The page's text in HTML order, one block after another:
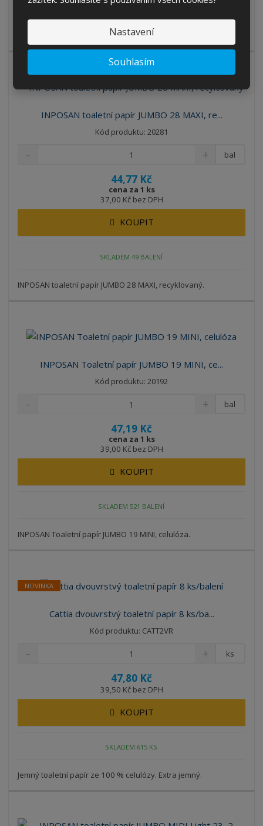
Nastavení
Souhlasím
Kvalitní dvouvrstvý toaletní papír JUMBO vyrobený ze 100%
celulózy, určený pro provoz...
INPOSAN toaletní papír JUMBO 28 MAXI, re...
Kód produktu: 20281
44,77 Kč
cena za 1 ks
37,00 Kč bez DPH
bal
KOUPIT
SKLADEM 49 BALENÍ
INPOSAN toaletní papír JUMBO 28 MAXI, recyklovaný.
INPOSAN Toaletní papír JUMBO 19 MINI, ce...
Kód produktu: 20192
47,19 Kč
cena za 1 ks
39,00 Kč bez DPH
bal
KOUPIT
SKLADEM 521 BALENÍ
INPOSAN Toaletní papír JUMBO 19 MINI, celulóza.
NOVINKA
Cattia dvouvrstvý toaletní papír 8 ks/ba...
Kód produktu: CATT2VR
47,80 Kč
39,50 Kč bez DPH
ks
KOUPIT
SKLADEM 615 KS
Jemný toaletní papír ze 100 % celulózy. Extra jemný.